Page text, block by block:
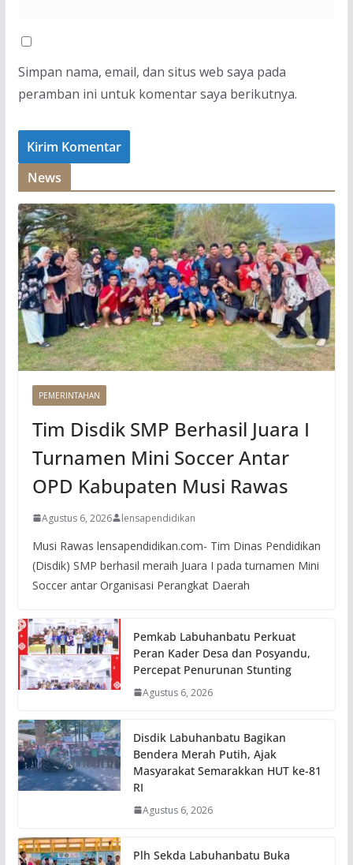
Simpan nama, email, dan situs web saya pada
peramban ini untuk komentar saya berikutnya.
News
PEMERINTAHAN
Tim Disdik SMP Berhasil Juara I
Turnamen Mini Soccer Antar
OPD Kabupaten Musi Rawas
Agustus 6, 2026 lensapendidikan
Musi Rawas lensapendidikan.com- Tim Dinas Pendidikan
(Disdik) SMP berhasil meraih Juara I pada turnamen Mini
Soccer antar Organisasi Perangkat Daerah
Pemkab Labuhanbatu Perkuat
Peran Kader Desa dan Posyandu,
Percepat Penurunan Stunting
Agustus 6, 2026
Disdik Labuhanbatu Bagikan
Bendera Merah Putih, Ajak
Masyarakat Semarakkan HUT ke-81
RI
Agustus 6, 2026
Plh Sekda Labuhanbatu Buka